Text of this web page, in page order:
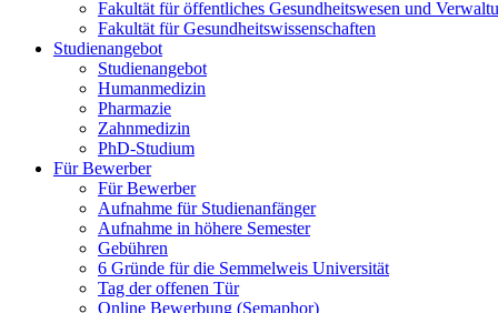
Fakultät für öffentliches Gesundheitswesen und
Fakultät für Gesundheitswissenschaften
Studienangebot
Studienangebot
Humanmedizin
Pharmazie
Zahnmedizin
PhD-Studium
Für Bewerber
Für Bewerber
Aufnahme für Studienanfänger
Aufnahme in höhere Semester
Gebühren
6 Gründe für die Semmelweis Universität
Tag der offenen Tür
Online Bewerbung (Semaphor)